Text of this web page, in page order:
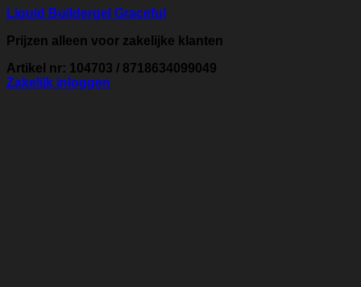
Liquid Buildergel Graceful
Prijzen alleen voor zakelijke klanten
Artikel nr: 104703 / 8718634099049
Zakelijk inloggen